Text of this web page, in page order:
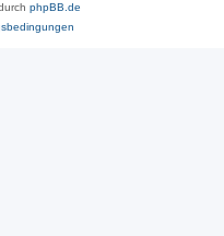
phpBB.de